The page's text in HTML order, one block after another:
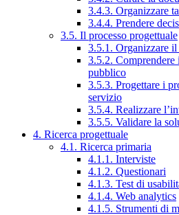
3.4.3. Organizzare
3.4.4. Prendere
3.5. Il processo progettuale
3.5.1. Organizzare il
3.5.2. Comprendere
pubblico
3.5.3. Progettare i
servizio
3.5.4. Realizzare
3.5.5. Validare la
4. Ricerca progettuale
4.1. Ricerca primaria
4.1.1. Interviste
4.1.2. Questionari
4.1.3. Test di
4.1.4. Web analytics
4.1.5. Strumenti di